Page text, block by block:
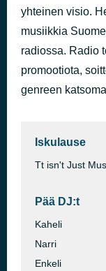
yhteinen visio.
musiikkia
radiossa. Radio
promootiota,
genreen
Iskulause
Tt isn't Just
Pää DJ:t
Kaheli
Narri
Enkeli